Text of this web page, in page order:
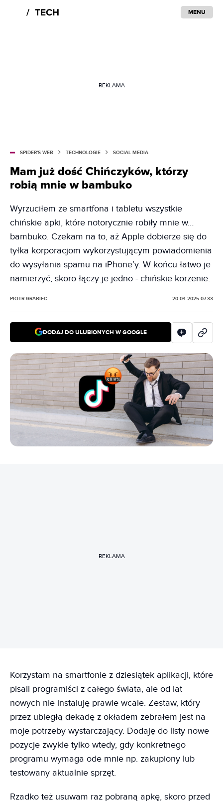
MENU
REKLAMA
SPIDER'S WEB TECHNOLOGIE SOCIAL MEDIA
Mam już dość Chińczyków, którzy
robią mnie w bambuko
Wyrzuciłem ze smartfona i tabletu wszystkie
chińskie apki, które notorycznie robiły mnie w…
bambuko. Czekam na to, aż Apple dobierze się do
tyłka korporacjom wykorzystującym powiadomienia
do wysyłania spamu na iPhone’y. W końcu łatwo je
namierzyć, skoro łączy je jedno - chińskie korzenie.
PIOTR GRABIEC 20.04.2025 07:33
DODAJ DO ULUBIONYCH W GOOGLE
REKLAMA
Korzystam na smartfonie z dziesiątek aplikacji, które
pisali programiści z całego świata, ale od lat
nowych nie instaluję prawie wcale. Zestaw, który
przez ubiegłą dekadę z okładem zebrałem jest na
moje potrzeby wystarczający. Dodaję do listy nowe
pozycje zwykle tylko wtedy, gdy konkretnego
programu wymaga ode mnie np. zakupiony lub
testowany aktualnie sprzęt.
Rzadko też usuwam raz pobraną apkę, skoro przed